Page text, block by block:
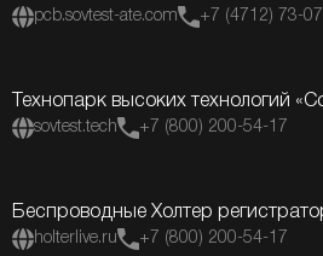
pcb.sovtest-ate.com +7 (4712) 73-
Технопарк высоких технологий
sovtest.tech +7 (800) 200-54-17
Беспроводные Холтер
holterlive.ru +7 (800) 200-54-17